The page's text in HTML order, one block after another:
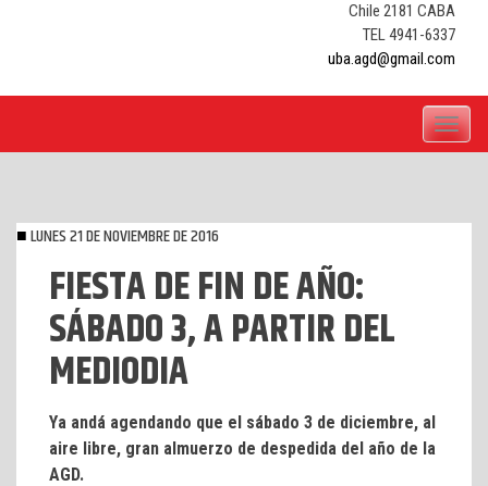
Chile 2181 CABA
TEL 4941-6337
uba.agd@gmail.com
Toggle
LUNES 21 DE NOVIEMBRE DE 2016
FIESTA DE FIN DE AÑO:
SÁBADO 3, A PARTIR DEL
MEDIODIA
Ya andá agendando que el sábado 3 de diciembre, al
aire libre, gran almuerzo de despedida del año de la
AGD.